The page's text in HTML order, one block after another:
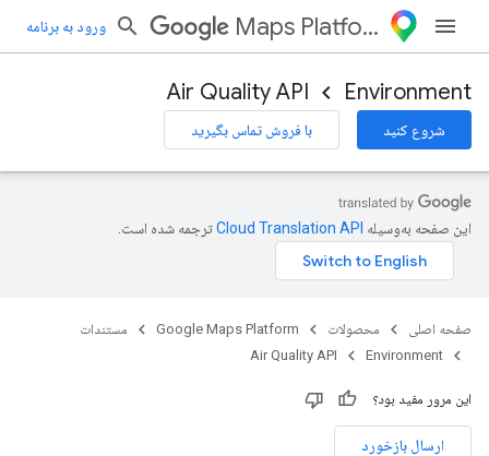
Maps Platform ورود به برنامه
Environment
Air Quality API
شروع کنید با فروش تماس بگیرید
این صفحه به‌وسیله ترجمه شده است.
صفحه اصلی محصولات Google Maps Platform
مستندات
Environment
Air Quality API
این مرور مفید بود؟
ارسال بازخورد